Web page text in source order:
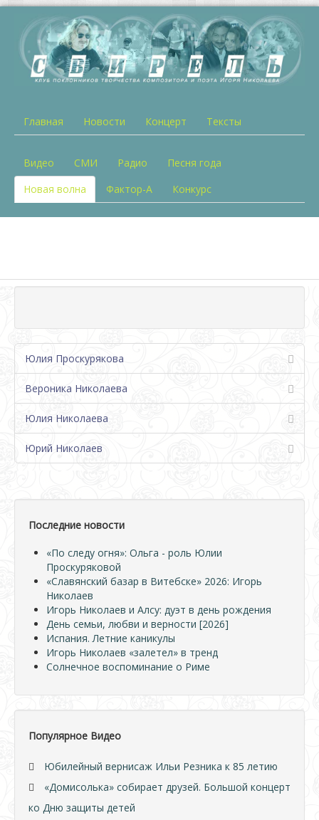
Главная Новости Концерт Тексты
Видео СМИ Радио
Песня года
Новая волна
Фактор-А Конкурс
Юлия Проскурякова
Вероника Николаева
Юлия Николаева
Юрий Николаев
Последние новости
«По следу огня»: Ольга - роль Юлии
Проскуряковой
«Славянский базар в Витебске» 2026: Игорь
Николаев
Игорь Николаев и Алсу: дуэт в день рождения
День семьи, любви и верности [2026]
Испания. Летние каникулы
Игорь Николаев «залетел» в тренд
Солнечное воспоминание о Риме
Популярное Видео
Юбилейный вернисаж Ильи Резника к 85 летию
«Домисолька» собирает друзей. Большой концерт
ко Дню защиты детей